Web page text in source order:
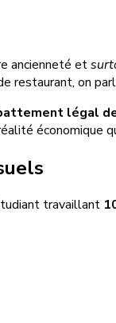
ancienneté et
restaurant, on
légal
économique
travaillant